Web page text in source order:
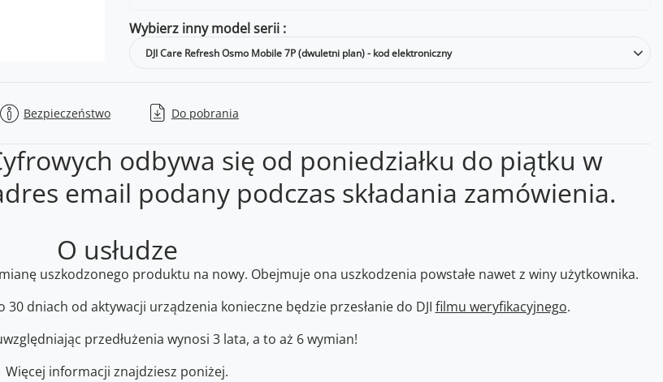
Wybierz inny model serii
DJI Care Refresh Osmo Mobile 7P (dwuletni plan) - kod elektroniczny
Bezpieczeństwo Do pobrania
odbywa się od poniedziałku do piątku w
email podany podczas składania zamówienia.
O usłudze
uszkodzonego produktu na nowy. Obejmuje ona uszkodzenia powstałe nawet z winy użytkownika.
dniach od aktywacji urządzenia konieczne będzie przesłanie do DJI filmu weryfikacyjnego.
przedłużenia wynosi 3 lata, a to aż 6 wymian!
Więcej informacji znajdziesz poniżej.